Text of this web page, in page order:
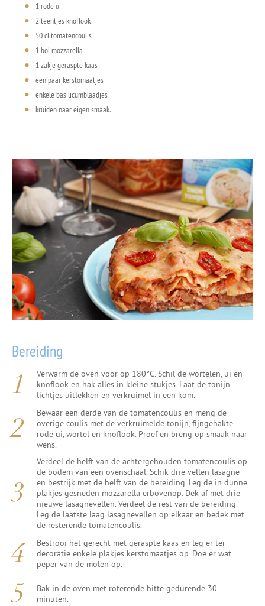
1 rode ui
2 teentjes knoflook
50 cl tomatencoulis
1 bol mozzarella
1 zakje geraspte kaas
een paar kerstomaatjes
enkele basilicumblaadjes
kruiden naar eigen smaak.
Bereiding
Verwarm de oven voor op 180°C. Schil de wortelen, ui en
knoflook en hak alles in kleine stukjes. Laat de tonijn
lichtjes uitlekken en verkruimel in een kom.
Bewaar een derde van de tomatencoulis en meng de
overige coulis met de verkruimelde tonijn, fijngehakte
rode ui, wortel en knoflook. Proef en breng op smaak naar
wens.
Verdeel de helft van de achtergehouden tomatencoulis op
de bodem van een ovenschaal. Schik drie vellen lasagne
en bestrijk met de helft van de bereiding. Leg de in dunne
plakjes gesneden mozzarella erbovenop. Dek af met drie
nieuwe lasagnevellen. Verdeel de rest van de bereiding.
Leg de laatste laag lasagnevellen op elkaar en bedek met
de resterende tomatencoulis.
Bestrooi het gerecht met geraspte kaas en leg er ter
decoratie enkele plakjes kerstomaatjes op. Doe er wat
peper van de molen op.
Bak in de oven met roterende hitte gedurende 30
minuten.